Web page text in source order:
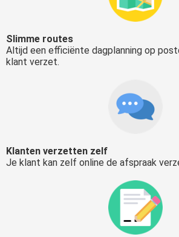
Slimme routes
Altijd een efficiënte dagplanning op
klant verzet.
Klanten verzetten zelf
Je klant kan zelf online de afspraak